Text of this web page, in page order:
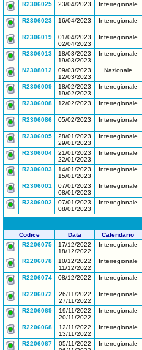
R2306025
23/04/2023 Interregionale
R2306023
16/04/2023 Interregionale
R2306019
01/04/2023
02/04/2023
Interregionale
R2306013
18/03/2023
19/03/2023
Interregionale
N2308012
09/03/2023
12/03/2023
Nazionale
R2306009
18/02/2023
19/02/2023
Interregionale
R2306008
12/02/2023 Interregionale
R2306086
05/02/2023 Interregionale
R2306005
28/01/2023
29/01/2023
Interregionale
R2306004
21/01/2023
22/01/2023
Interregionale
R2306003
14/01/2023
15/01/2023
Interregionale
R2306001
07/01/2023
08/01/2023
Interregionale
R2306002
07/01/2023
08/01/2023
Interregionale
Codice Data Calendario
R2206075
17/12/2022
18/12/2022
Interregionale
R2206078
10/12/2022
11/12/2022
Interregionale
R2206074 08/12/2022 Interregionale
R2206072
26/11/2022
27/11/2022
Interregionale
R2206069
19/11/2022
20/11/2022
Interregionale
R2206068
12/11/2022
13/11/2022
Interregionale
R2206067
05/11/2022
Interregionale